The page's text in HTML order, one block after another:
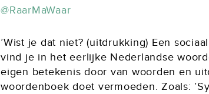
@RaarMaWaar
’Wist je dat niet? (uitdrukking) Een
vind je in het eerlijke Nederlandse
eigen betekenis door van woorden en
woordenboek doet vermoeden. Zoals: